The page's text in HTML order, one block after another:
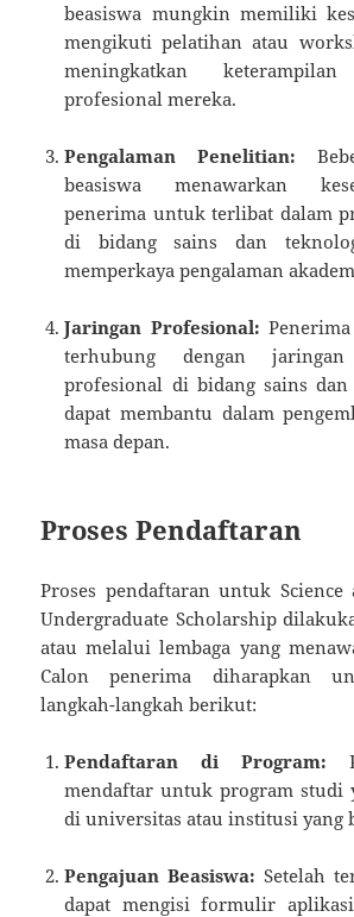
beasiswa mungkin memiliki
mengikuti pelatihan atau
meningkatkan
profesional mereka.
Pengalaman Penelitian:
beasiswa menawarkan
penerima untuk terlibat dalam
di bidang sains dan
memperkaya pengalaman
Jaringan Profesional:
terhubung dengan
profesional di bidang sains
dapat membantu dalam
masa depan.
Proses Pendaftaran
Proses pendaftaran untuk Science
Undergraduate Scholarship
atau melalui lembaga yang
Calon penerima diharapkan
langkah-langkah berikut:
Pendaftaran di Program:
mendaftar untuk program studi
di universitas atau institusi yang
Pengajuan Beasiswa: Setelah
dapat mengisi formulir